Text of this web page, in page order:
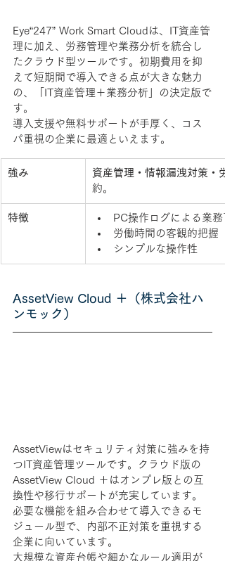
Eye“247” Work Smart Cloudは、IT資産管
理に加え、労務管理や業務分析を統合し
たクラウド型ツールです。初期費用を抑
えて短期間で導入できる点が大きな魅力
の、「IT資産管理＋業務分析」の決定版で
す。
導入支援や無料サポートが手厚く、コス
パ重視の企業に最適といえます。
強み
資産管理・情報漏洩対策・
約。
特徴
PC操作ログによる業務
労働時間の客観的把握
シンプルな操作性
AssetView Cloud ＋
（株式会社ハ
ンモック）
AssetViewはセキュリティ対策に強みを持
つIT資産管理ツールです。クラウド版の
AssetView Cloud ＋はオンプレ版との互
換性や移行サポートが充実しています。
必要な機能を組み合わせて導入できるモ
ジュール型で、内部不正対策を重視する
企業に向いています。
大規模な資産台帳や細かなルール適用が